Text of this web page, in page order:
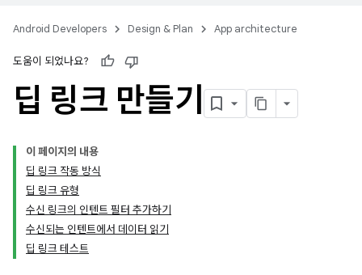
Android Developers Design & Plan App architecture
도움이 되었나요?
딥 링크 만들기
이 페이지의 내용
딥 링크 작동 방식
딥 링크 유형
수신 링크의 인텐트 필터 추가하기
수신되는 인텐트에서 데이터 읽기
딥 링크 테스트